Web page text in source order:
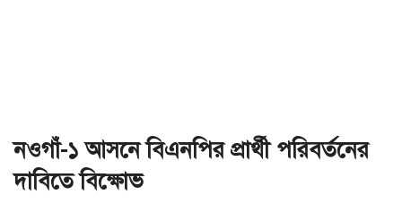
নওগাঁ-১ আসনে বিএনপির প্রার্থী পরিবর্তনের
দাবিতে বিক্ষোভ